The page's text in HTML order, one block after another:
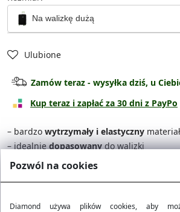
Na walizkę dużą
Na walizkę kabinową
Ulubione
Zamów teraz - wysyłka dziś, u
Kup teraz i zapłać za 30 dni z PayPo
– bardzo wytrzymały i elastyczny materiał
– idealniedopasowanydo walizki
– wyposażony w dodatkowy
Polska Marka
Pozwól na cookies
Diamond używa plików cookies, aby